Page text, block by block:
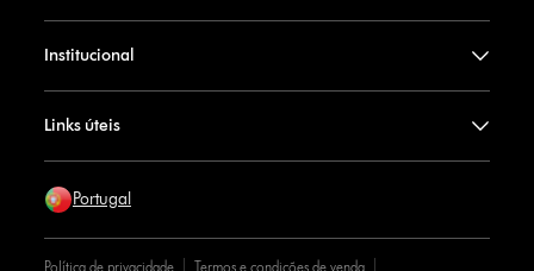
Institucional
Links úteis
Portugal
Política de privacidade Termos e condições de venda